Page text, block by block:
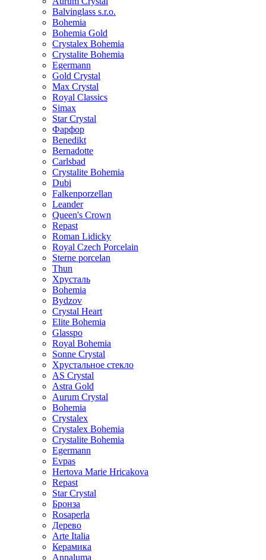
Balvinglass s.r.o.
Bohemia
Bohemia Gold
Crystalex Bohemia
Crystalite Bohemia
Egermann
Gold Crystal
Max Crystal
Royal Classics
Simax
Star Crystal
Фарфор
Benedikt
Bernadotte
Carlsbad
Crystalite Bohemia
Dubi
Falkenporzellan
Leander
Queen's Crown
Repast
Roman Lidicky
Royal Czech Porcelain
Sterne porcelan
Thun
Хрусталь
Bohemia
Bydzov
Crystal Heart
Elite Bohemia
Glasspo
Royal Bohemia
Sonne Crystal
Хрустальное стекло
AS Crystal
Astra Gold
Aurum Crystal
Bohemia
Crystalex
Crystalex Bohemia
Crystalite Bohemia
Egermann
Evpas
Hertova Marie Hricakova
Repast
Star Crystal
Бронза
Rosaperla
Дерево
Arte Italia
Керамика
Annaluma